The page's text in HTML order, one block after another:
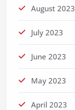
August 2023
July 2023
June 2023
May 2023
April 2023